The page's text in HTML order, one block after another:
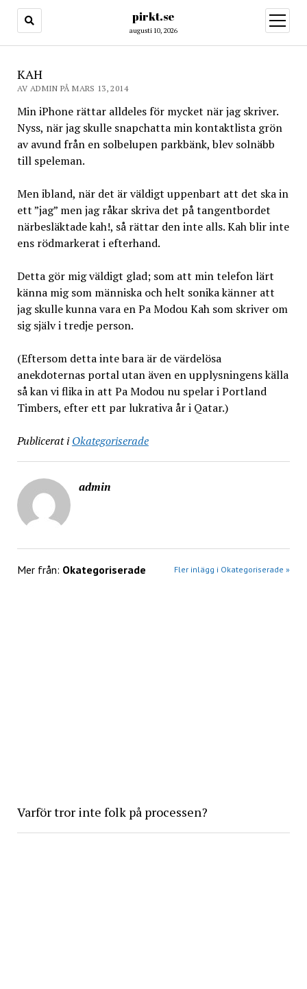
pirkt.se
augusti 10, 2026
öppna
meny
KAH
AV ADMIN PÅ MARS 13, 2014
Min iPhone rättar alldeles för mycket när jag skriver.
Nyss, när jag skulle snapchatta min kontaktlista grön
av avund från en solbelupen parkbänk, blev solnäbb
till speleman.
Men ibland, när det är väldigt uppenbart att det ska in
ett ”jag” men jag råkar skriva det på tangentbordet
närbesläktade kah!, så rättar den inte alls. Kah blir inte
ens rödmarkerat i efterhand.
Detta gör mig väldigt glad; som att min telefon lärt
känna mig som människa och helt sonika känner att
jag skulle kunna vara en Pa Modou Kah som skriver om
sig själv i tredje person.
(Eftersom detta inte bara är de värdelösa
anekdoternas portal utan även en upplysningens källa
så kan vi flika in att Pa Modou nu spelar i Portland
Timbers, efter ett par lukrativa år i Qatar.)
Publicerat i Okategoriserade
admin
Mer från: Okategoriserade Fler inlägg i Okategoriserade »
Varför tror inte folk på processen?